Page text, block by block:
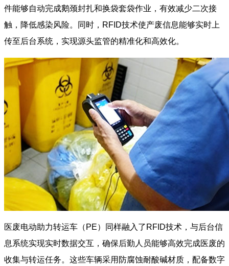
件能够自动完成鹅颈封扎和换袋套袋作业，有效减少二次接
触，降低感染风险。同时，RFID技术使产废信息能够实时上
传至后台系统，实现源头监管的精准化和高效化。
医废电动助力转运车（PE）同样融入了RFID技术，与后台信
息系统实现实时数据交互，确保后勤人员能够高效完成医废的
收集与转运任务。这些车辆采用防腐蚀耐酸碱材质，配备数字